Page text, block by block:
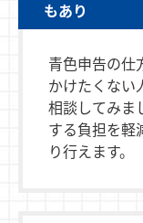
もあり
青色申告の仕
かけたくない
相談してみま
する負担を軽
り行えます。